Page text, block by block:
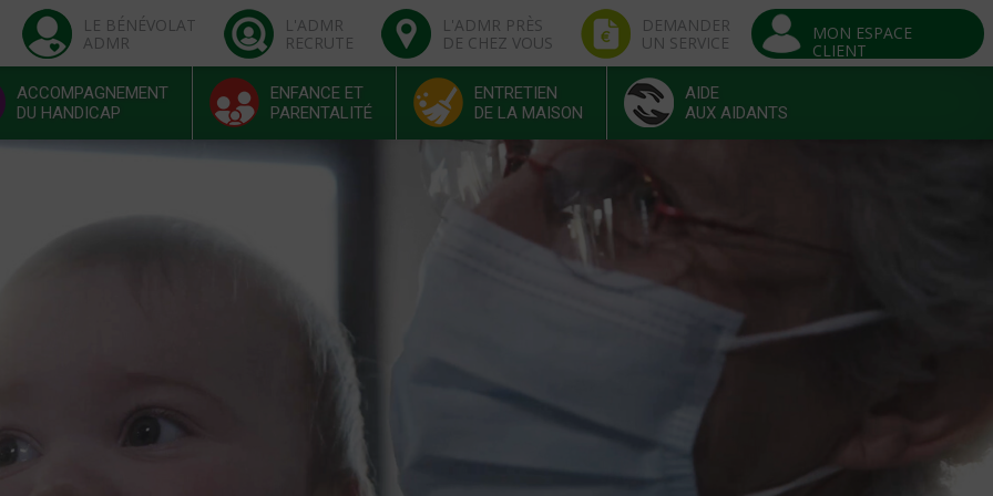
LE BÉNÉVOLAT
ADMR
L'ADMR
RECRUTE
L'ADMR PRÈS
DE CHEZ VOUS
DEMANDER
UN SERVICE
MON ESPACE
CLIENT
ACCOMPAGNEMENT
DU HANDICAP
ENFANCE ET
PARENTALITÉ
ENTRETIEN
DE LA MAISON
AIDE
AUX AIDANTS